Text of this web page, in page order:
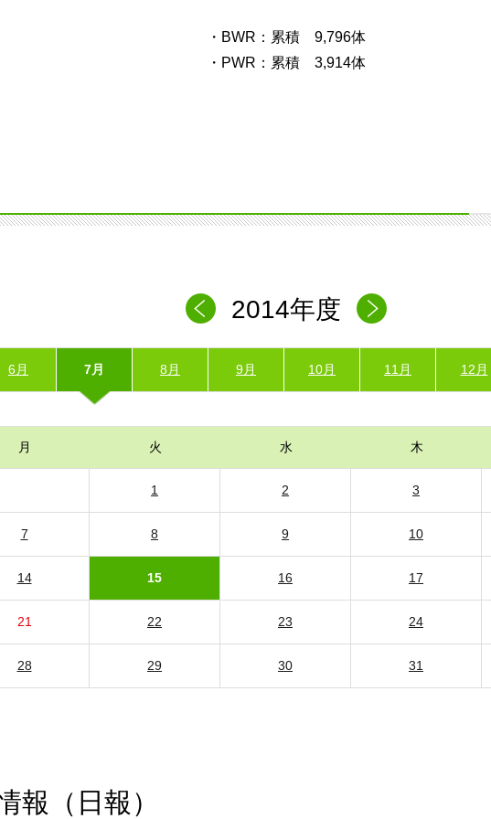
・BWR：累積 9,796体
・PWR：累積 3,914体
2014年度
6月 7月 8月 9月 10月 11月 12月
月 火 水 木
1 2 3
7 8 9 10
14 15 16 17
21 22 23 24
28 29 30 31
報（日報）